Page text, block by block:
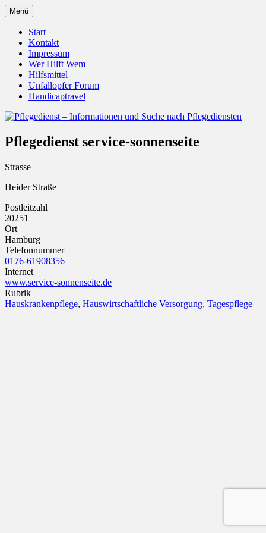
Zum
Inhalt
springen
Pflegedienst – Informationen
und Suche nach Pflegediensten
Unfallopfer – Hilfswerk
Menü
Start
Kontakt
Impressum
Wer Hilft Wem
Hilfsmittel
Unfallopfer Forum
Handicaptravel
Pflegedienst service-sonnenseite
Strasse
Heider Straße
Postleitzahl
20251
Ort
Hamburg
Telefonnummer
0176-61908356
Internet
www.service-sonnenseite.de
Rubrik
Hauskrankenpflege, Hauswirtschaftliche Versorgung, Tagespflege